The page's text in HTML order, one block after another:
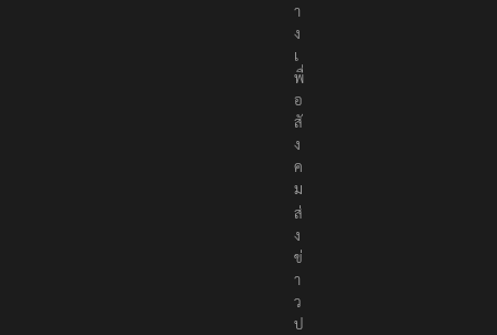
า
ง
เ
พื่
อ
สั
ง
ค
ม
ส่
ง
ข่
า
ว
ป